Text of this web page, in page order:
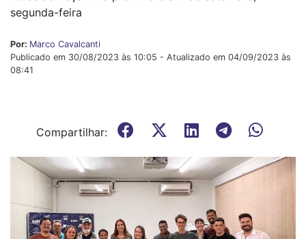
segunda-feira
Por: Marco Cavalcanti
Publicado em 30/08/2023 às 10:05 - Atualizado em 04/09/2023 às
08:41
Compartilhar: